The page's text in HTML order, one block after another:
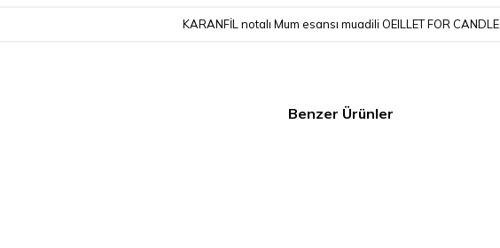
KARANFİL notalı Mum esansı muadili OEILLET FOR CANDLE
Benzer Ürünler